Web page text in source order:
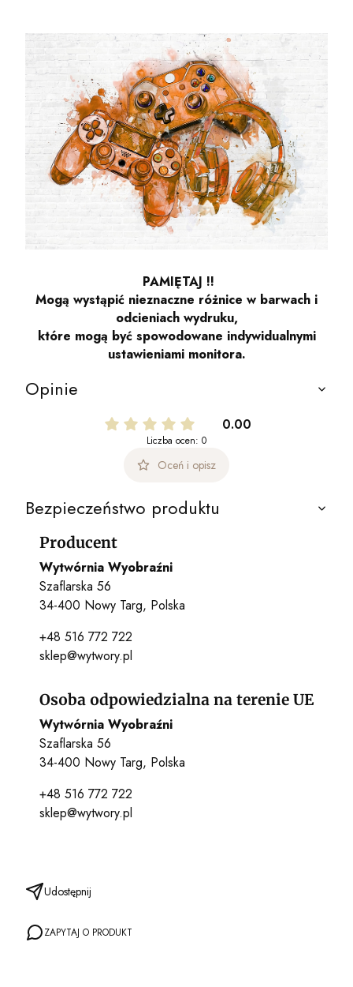
PAMIĘTAJ !!
Mogą wystąpić nieznaczne różnice w barwach i
odcieniach wydruku,
które mogą być spowodowane indywidualnymi
ustawieniami monitora.
Opinie
0.00
Liczba ocen: 0
Oceń i opisz
Bezpieczeństwo produktu
Producent
Wytwórnia Wyobraźni
Szaflarska 56
34-400 Nowy Targ, Polska
+48 516 772 722
sklep@wytwory.pl
Osoba odpowiedzialna na terenie UE
Wytwórnia Wyobraźni
Szaflarska 56
34-400 Nowy Targ, Polska
+48 516 772 722
sklep@wytwory.pl
Udostępnij
ZAPYTAJ O PRODUKT